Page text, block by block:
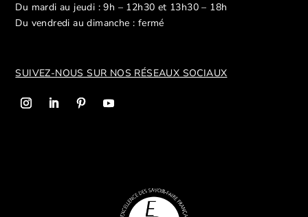
Du mardi au jeudi : 9h – 12h30 et 13h30 – 18h
Du vendredi au dimanche : fermé
SUIVEZ-NOUS SUR NOS RÉSEAUX SOCIAUX